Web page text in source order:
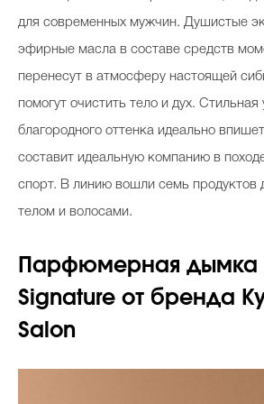
для современных мужчин. Душистые
эфирные масла в составе средств
перенесут в атмосферу настоящей
помогут очистить тело и дух. Стильная
благородного оттенка идеально
составит идеальную компанию в
спорт. В линию вошли семь продуктов
телом и волосами.
Парфюмерная дымка
Signature от бренда
Salon